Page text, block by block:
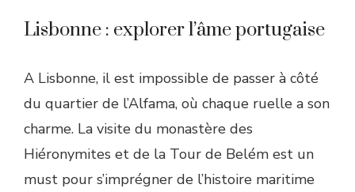
Lisbonne : explorer l’âme portugaise
A Lisbonne, il est impossible de passer à côté
du quartier de l’Alfama, où chaque ruelle a son
charme. La visite du monastère des
Hiéronymites et de la Tour de Belém est un
must pour s’imprégner de l’histoire maritime